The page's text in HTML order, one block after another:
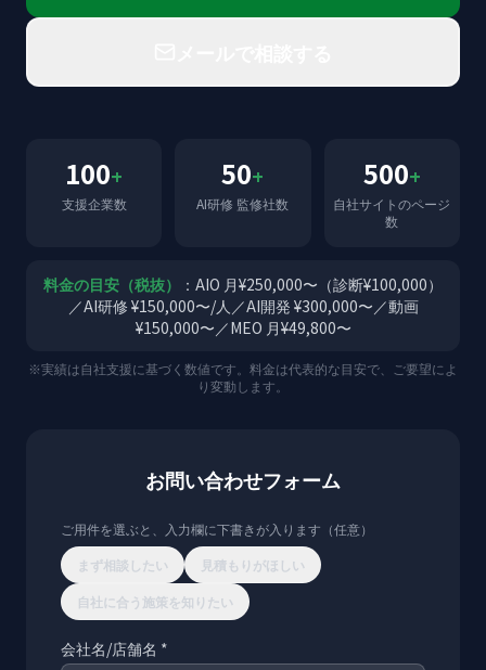
100+
支援企業数
50+
AI研修 監修社数
500+
自社サイトのページ
数
料金の目安（税抜）
：AIO 月¥250,000〜（診断¥100,000）
／AI研修 ¥150,000〜/人／AI開発 ¥300,000〜／動画
¥150,000〜／MEO 月¥49,800〜
※実績は自社支援に基づく数値です。料金は代表的な目安で、ご要望によ
り変動します。
お問い合わせフォーム
ご用件を選ぶと、入力欄に下書きが入ります（任意）
まず相談したい
見積もりがほしい
自社に合う施策を知りたい
会社名/店舗名 *